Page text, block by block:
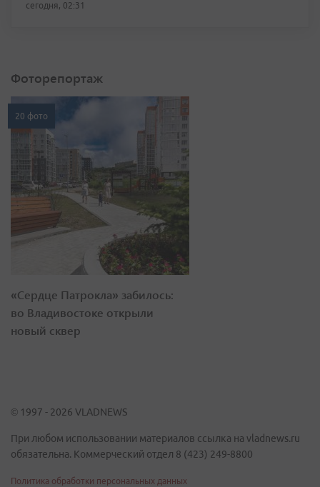
сегодня, 02:31
Фоторепортаж
20 фото
«Сердце Патрокла» забилось:
во Владивостоке открыли
новый сквер
© 1997 - 2026 VLADNEWS
При любом использовании материалов ссылка на vladnews.ru
обязательна. Коммерческий отдел 8 (423) 249-8800
Политика обработки персональных данных